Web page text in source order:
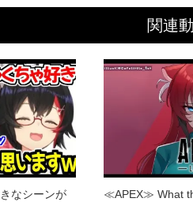
関連
なシーンが
≪APEX≫ What